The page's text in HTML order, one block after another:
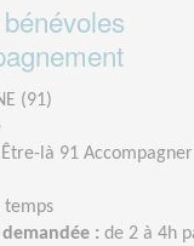
(91)
Être-là 91
temps
: de 2 à 4h